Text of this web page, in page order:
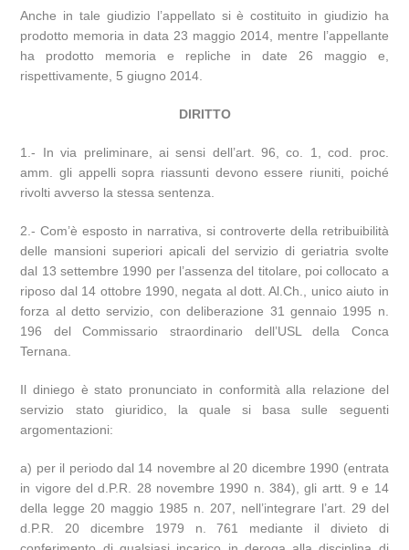
Anche in tale giudizio l’appellato si è costituito in giudizio ha
prodotto memoria in data 23 maggio 2014, mentre l’appellante
ha prodotto memoria e repliche in date 26 maggio e,
rispettivamente, 5 giugno 2014.
DIRITTO
1.- In via preliminare, ai sensi dell’art. 96, co. 1, cod. proc.
amm. gli appelli sopra riassunti devono essere riuniti, poiché
rivolti avverso la stessa sentenza.
2.- Com’è esposto in narrativa, si controverte della retribuibilità
delle mansioni superiori apicali del servizio di geriatria svolte
dal 13 settembre 1990 per l’assenza del titolare, poi collocato a
riposo dal 14 ottobre 1990, negata al dott. Al.Ch., unico aiuto in
forza al detto servizio, con deliberazione 31 gennaio 1995 n.
196 del Commissario straordinario dell’USL della Conca
Ternana.
Il diniego è stato pronunciato in conformità alla relazione del
servizio stato giuridico, la quale si basa sulle seguenti
argomentazioni:
a) per il periodo dal 14 novembre al 20 dicembre 1990 (entrata
in vigore del d.P.R. 28 novembre 1990 n. 384), gli artt. 9 e 14
della legge 20 maggio 1985 n. 207, nell’integrare l’art. 29 del
d.P.R. 20 dicembre 1979 n. 761 mediante il divieto di